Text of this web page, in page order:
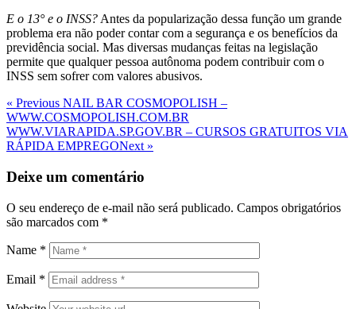
E o 13° e o INSS? Antes da popularização dessa função um grande
problema era não poder contar com a segurança e os benefícios da
previdência social. Mas diversas mudanças feitas na legislação
permite que qualquer pessoa autônoma podem contribuir com o
INSS sem sofrer com valores abusivos.
Navegação
de
Post
Previous
Post
« Previous NAIL BAR COSMOPOLISH –
WWW.COSMOPOLISH.COM.BR
Next
Post
WWW.VIARAPIDA.SP.GOV.BR – CURSOS GRATUITOS VIA
RÁPIDA EMPREGONext »
Deixe um comentário
O seu endereço de e-mail não será publicado. Campos obrigatórios
são marcados com *
Name *
Email *